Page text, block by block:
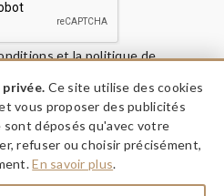
et la politique de
keyboard_arrow_down
keyboard_arrow_down
Ce site utilise des cookies
vous proposer des publicités
déposés qu'avec votre
refuser ou choisir précisément,
En savoir plus.